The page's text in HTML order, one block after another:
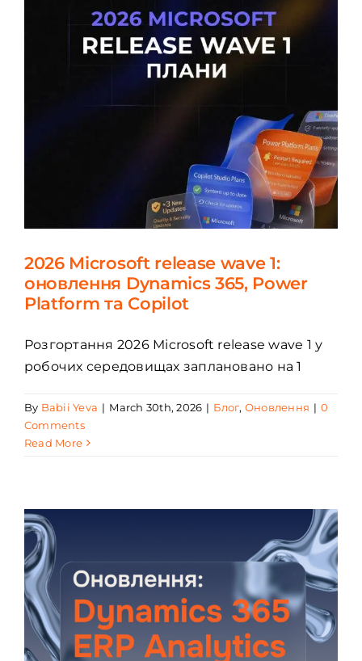
2026 Microsoft release wave 1:
оновлення Dynamics 365, Power
Platform та Copilot
Розгортання 2026 Microsoft release wave 1 у
робочих середовищах заплановано на 1
By Babii Yeva | March 30th, 2026 | Блог, Оновлення | 0
Comments
Read More